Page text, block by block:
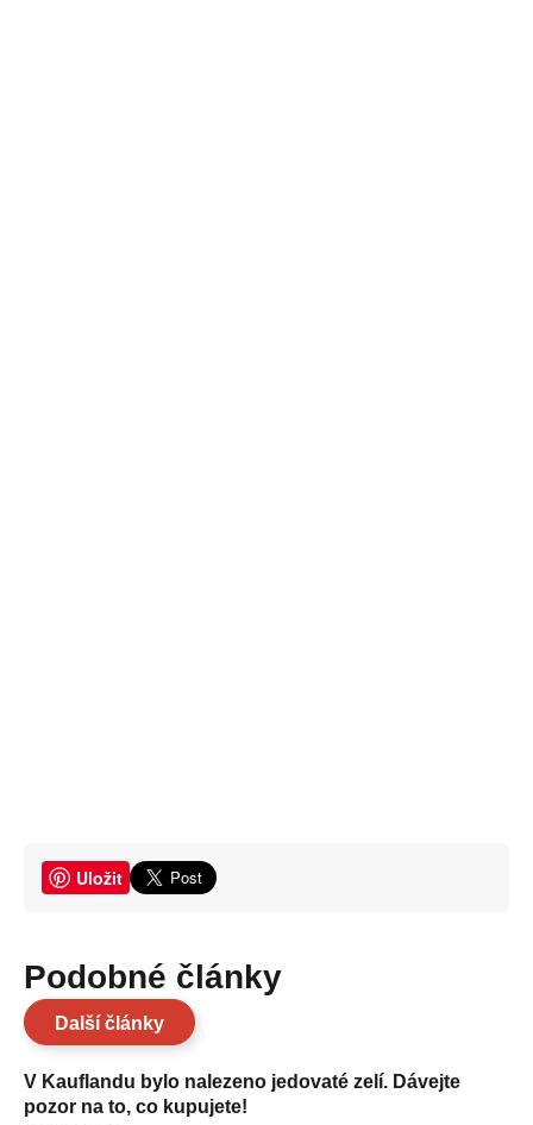
Uložit
Podobné články
Další články
V Kauflandu bylo nalezeno jedovaté zelí. Dávejte
pozor na to, co kupujete!